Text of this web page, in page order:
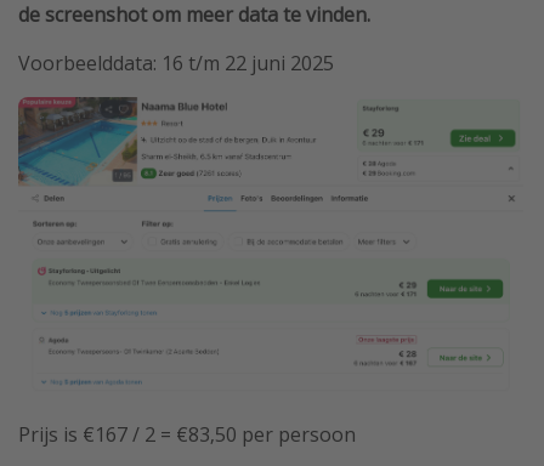
de screenshot om meer data te vinden.
Voorbeelddata: 16 t/m 22 juni 2025
Prijs is €167 / 2 = €83,50 per persoon